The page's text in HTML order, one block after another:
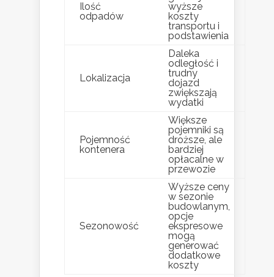
Ilość
odpadów
wyższe
koszty
transportu i
podstawienia
Lokalizacja
Daleka
odległość i
trudny
dojazd
zwiększają
wydatki
Pojemność
kontenera
Większe
pojemniki są
droższe, ale
bardziej
opłacalne w
przewozie
Sezonowość
Wyższe ceny
w sezonie
budowlanym,
opcje
ekspresowe
mogą
generować
dodatkowe
koszty